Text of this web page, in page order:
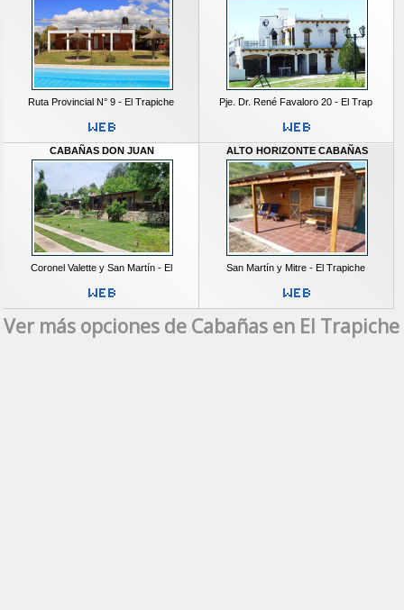
Ruta Provincial N° 9 - El Trapiche Pje. Dr. René Favaloro 20 - El Trap
CABAÑAS DON JUAN
Coronel Valette y San Martín - El
ALTO HORIZONTE CABAÑAS
San Martín y Mitre - El Trapiche
Ver más opciones de Cabañas en El Trapiche